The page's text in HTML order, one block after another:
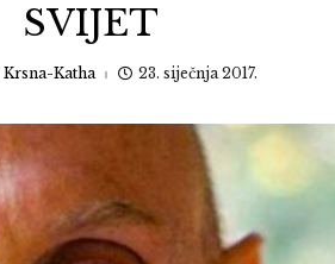
SVIJET
Krsna-Katha 23. siječnja 2017.